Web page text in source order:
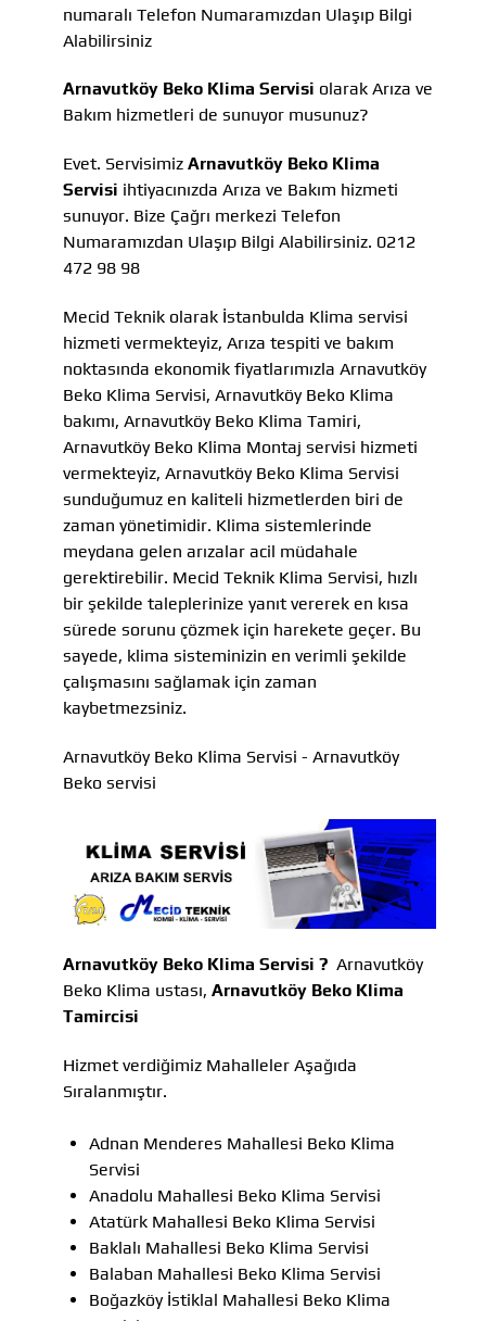
numaralı Telefon Numaramızdan Ulaşıp Bilgi
Alabilirsiniz
Arnavutköy Beko Klima Servisi olarak Arıza ve
Bakım hizmetleri de sunuyor musunuz?
Evet. Servisimiz Arnavutköy Beko Klima
Servisi ihtiyacınızda Arıza ve Bakım hizmeti
sunuyor. Bize Çağrı merkezi Telefon
Numaramızdan Ulaşıp Bilgi Alabilirsiniz. 0212
472 98 98
Mecid Teknik olarak İstanbulda Klima servisi
hizmeti vermekteyiz, Arıza tespiti ve bakım
noktasında ekonomik fiyatlarımızla Arnavutköy
Beko Klima Servisi, Arnavutköy Beko Klima
bakımı, Arnavutköy Beko Klima Tamiri,
Arnavutköy Beko Klima Montaj servisi hizmeti
vermekteyiz, Arnavutköy Beko Klima Servisi
sunduğumuz en kaliteli hizmetlerden biri de
zaman yönetimidir. Klima sistemlerinde
meydana gelen arızalar acil müdahale
gerektirebilir. Mecid Teknik Klima Servisi, hızlı
bir şekilde taleplerinize yanıt vererek en kısa
sürede sorunu çözmek için harekete geçer. Bu
sayede, klima sisteminizin en verimli şekilde
çalışmasını sağlamak için zaman
kaybetmezsiniz.
Arnavutköy Beko Klima Servisi - Arnavutköy
Beko servisi
Arnavutköy Beko Klima Servisi ? Arnavutköy
Beko Klima ustası, Arnavutköy Beko Klima
Tamircisi
Hizmet verdiğimiz Mahalleler Aşağıda
Sıralanmıştır.
Adnan Menderes Mahallesi Beko Klima
Servisi
Anadolu Mahallesi Beko Klima Servisi
Atatürk Mahallesi Beko Klima Servisi
Baklalı Mahallesi Beko Klima Servisi
Balaban Mahallesi Beko Klima Servisi
Boğazköy İstiklal Mahallesi Beko Klima